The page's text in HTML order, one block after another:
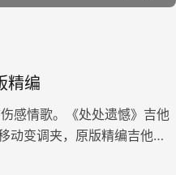
精编
感情歌。《处处遗憾》吉他
动变调夹，原版精编吉他六